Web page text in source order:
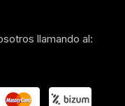
llamando al: